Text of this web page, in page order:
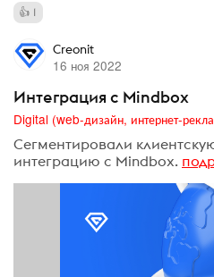
1
Creonit
16 ноя 2022
Интеграция с Mindbox
Сегментировали
интеграцию с Mindbox.